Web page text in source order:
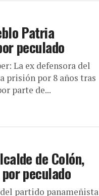
Patria
peculado
La ex defensora del
prisión por 8 años tras
parte de...
de Colón,
peculado
partido panameñista